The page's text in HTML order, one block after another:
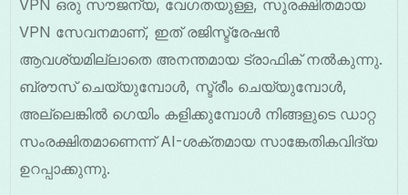
VPN ഒരു സൗജന്യ, വേഗതയുള്ള, സുരക്ഷിതമായ
VPN സേവനമാണ്, ഇത് രജിസ്ട്രേഷൻ
ആവശ്യമില്ലാതെ അനന്തമായ ട്രാഫിക് നൽകുന്നു.
ബ്രൗസ് ചെയ്യുമ്പോൾ, സ്ട്രീം ചെയ്യുമ്പോൾ,
അല്ലെങ്കിൽ ഗെയിം കളിക്കുമ്പോൾ നിങ്ങളുടെ ഡാറ്റ
സംരക്ഷിതമാണെന്ന് AI-ശക്തമായ സാങ്കേതികവിദ്യ
ഉറപ്പാക്കുന്നു.